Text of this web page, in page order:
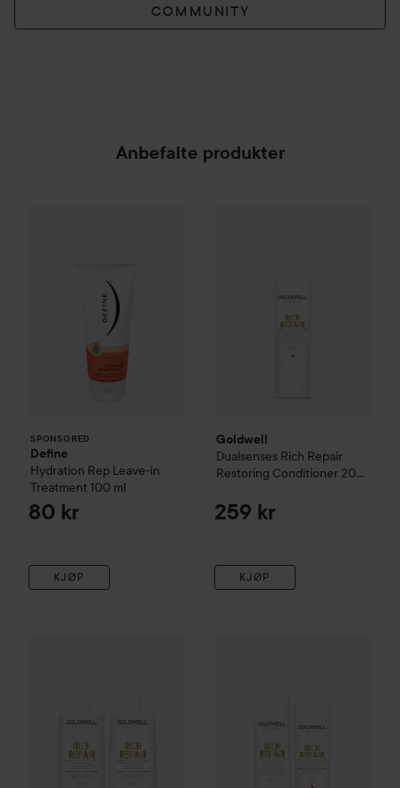
COMMUNITY
Anbefalte produkter
SPONSORED
Define
Hydration Rep Leave-in
Treatment 100 ml
80 kr
KJØP
Goldwell
Dualsenses Rich Repair
Restoring Conditioner 200
259 kr
KJØP